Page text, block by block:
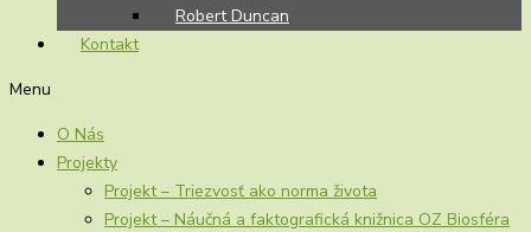
Robert Duncan
Kontakt
Menu
O Nás
Projekty
Projekt – Triezvosť ako norma života
Projekt – Náučná a faktografická knižnica OZ Biosféra